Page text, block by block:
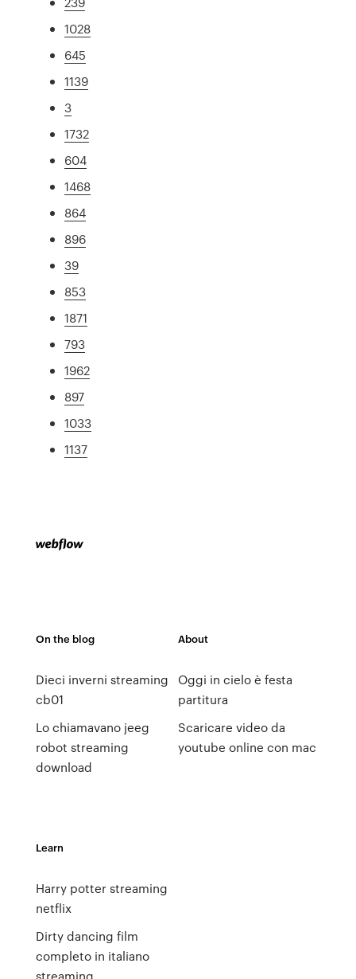
1028
645
1139
3
1732
604
1468
864
896
39
853
1871
793
1962
897
1033
1137
On the blog
Dieci inverni streaming
cb01
Lo chiamavano jeeg
robot streaming
download
About
Oggi in cielo è festa
partitura
Scaricare video da
youtube online con mac
Learn
Harry potter streaming
netflix
Dirty dancing film
completo in italiano
streaming